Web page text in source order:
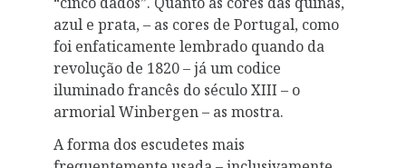
azul e prata, – as cores de Portugal, como
foi enfaticamente lembrado quando da
revolução de 1820 – já um codice
iluminado francês do século XIII – o
armorial Winbergen – as mostra.
A forma dos escudetes mais